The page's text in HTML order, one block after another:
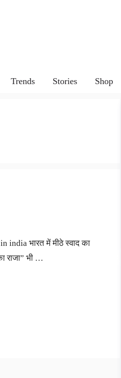
Trends Stories Shop
india भारत में मीठे स्वाद का
राजा” भी …